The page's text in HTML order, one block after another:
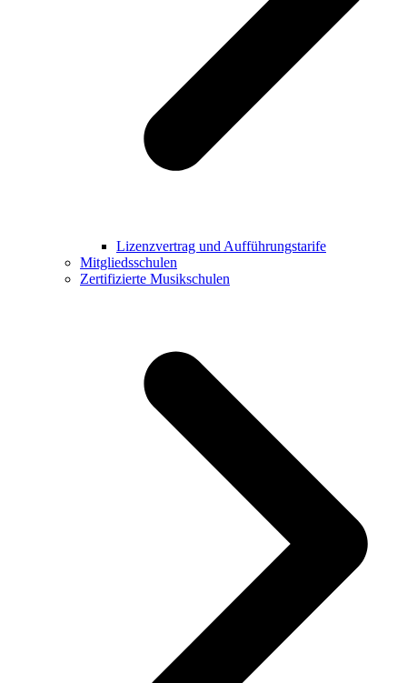
Lizenzvertrag und Aufführungstarife
Mitgliedsschulen
Zertifizierte Musikschulen